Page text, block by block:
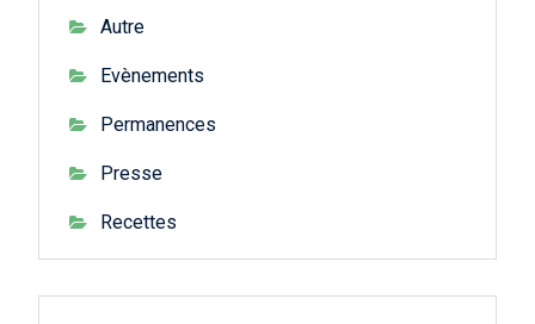
Autre
Evènements
Permanences
Presse
Recettes